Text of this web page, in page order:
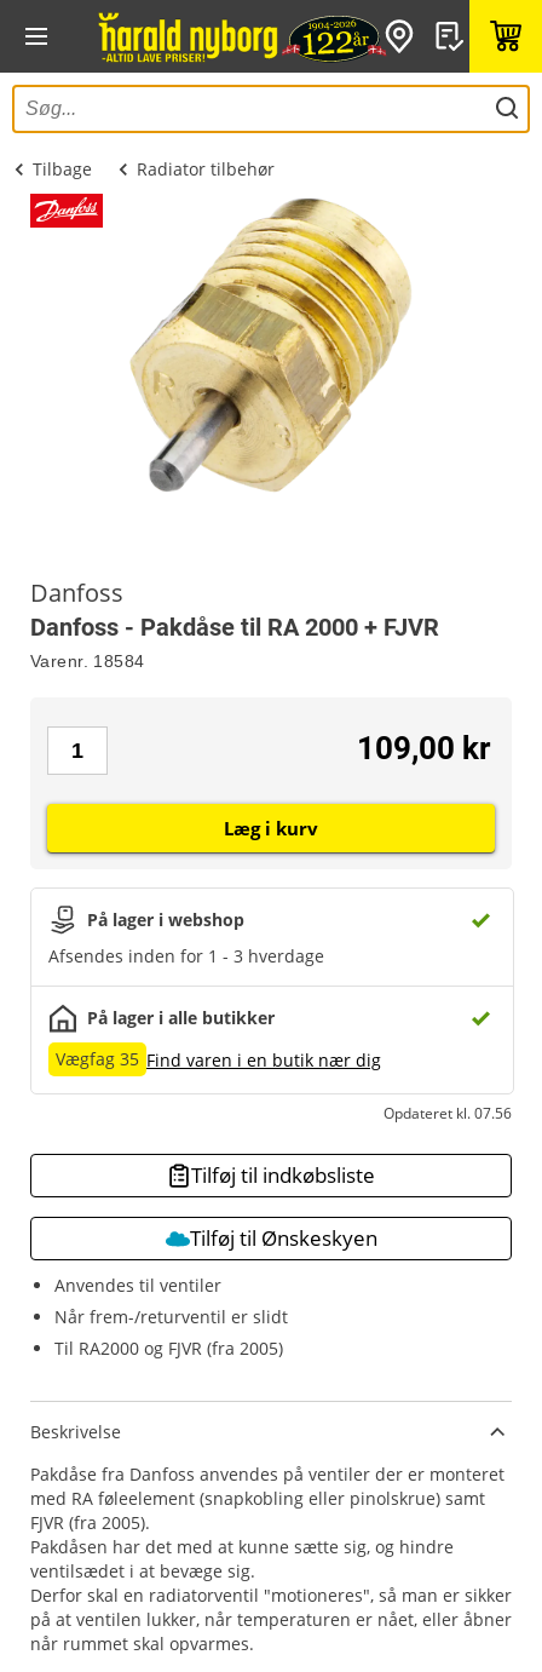
Tilbage Radiator tilbehør
Danfoss
Danfoss - Pakdåse til RA 2000 + FJVR
Varenr. 18584
Anvendes til ventiler
Når frem-/returventil er slidt
Til RA2000 og FJVR (fra 2005)
På lager i webshop
Afsendes inden for 1 - 3 hverdage
På lager i alle butikker
Vægfag 35 Find varen i en butik nær dig
Opdateret kl. 07.56
109,00 kr
Læg i kurv
Tilføj til indkøbsliste
Tilføj til Ønskeskyen
Beskrivelse
Pakdåse fra Danfoss anvendes på ventiler der er monteret
med RA føleelement (snapkobling eller pinolskrue) samt
FJVR (fra 2005).
Pakdåsen har det med at kunne sætte sig, og hindre
ventilsædet i at bevæge sig.
Derfor skal en radiatorventil "motioneres", så man er sikker
på at ventilen lukker, når temperaturen er nået, eller åbner
når rummet skal opvarmes.